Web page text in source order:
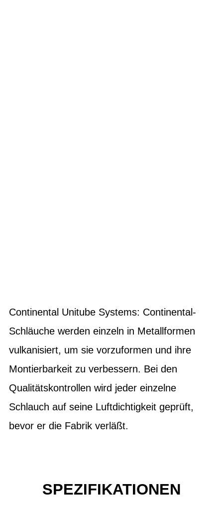
Continental Unitube Systems: Continental-
Schläuche werden einzeln in Metallformen
vulkanisiert, um sie vorzuformen und ihre
Montierbarkeit zu verbessern. Bei den
Qualitätskontrollen wird jeder einzelne
Schlauch auf seine Luftdichtigkeit geprüft,
bevor er die Fabrik verläßt.
SPEZIFIKATIONEN